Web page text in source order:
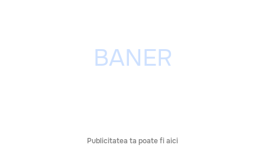
Publicitatea ta poate fi aici